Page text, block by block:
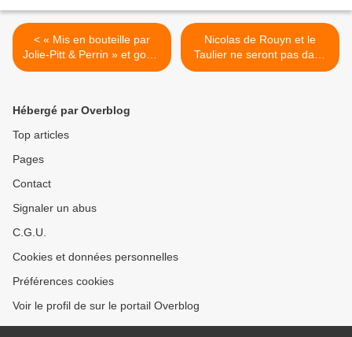
< « Mis en bouteille par
Jolie-Pitt & Perrin » et goûté
pat Thierry Dessauve : voici
Nicolas de Rouyn et le
Taulier ne seront pas dans
les 200 personnalités les
Hébergé par Overblog
Top articles
Pages
Contact
Signaler un abus
C.G.U.
Cookies et données personnelles
Préférences cookies
Voir le profil de sur le portail Overblog